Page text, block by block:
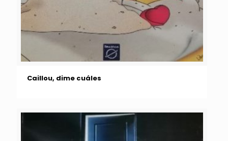
Caillou, dime cuáles